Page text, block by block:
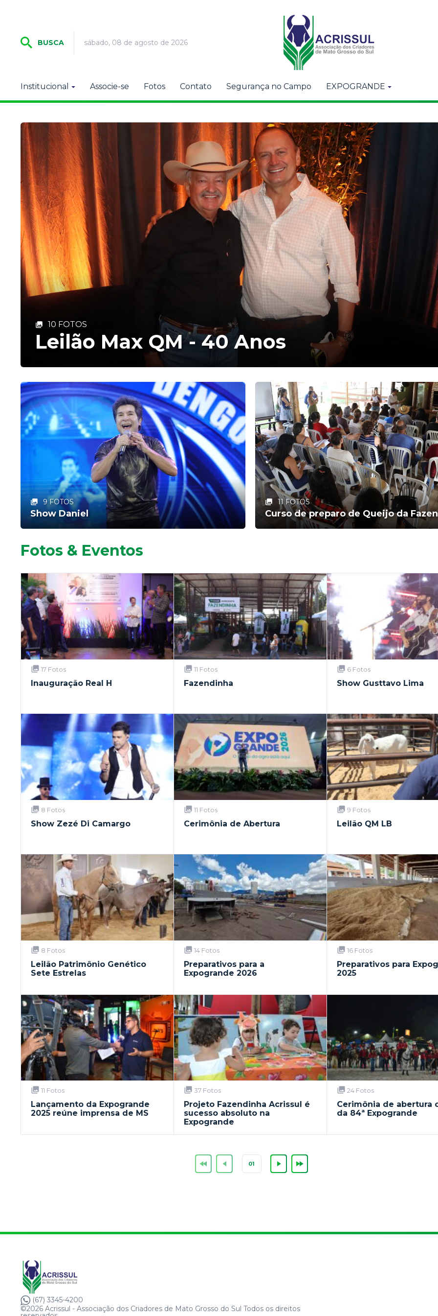
BUSCA sábado, 08 de agosto de 2026
Institucional Associe-se Fotos Contato Segurança no Campo EXPOGRANDE
10 FOTOS
Leilão Max QM - 40 Anos
9 FOTOS
Show Daniel
11 FOTOS
Curso de preparo de Queijo da
Fotos & Eventos
17 Fotos
Inauguração Real H
11 Fotos
Fazendinha
6 Fotos
Show Gusttavo Lima
8 Fotos
Show Zezé Di Camargo
11 Fotos
Cerimônia de Abertura
9 Fotos
Leilão QM LB
8 Fotos
Leilão Patrimônio Genético
Sete Estrelas
14 Fotos
Preparativos para a
Expogrande 2026
16 Fotos
Preparativos para
2025
11 Fotos
Lançamento da Expogrande
2025 reúne imprensa de MS
37 Fotos
Projeto Fazendinha Acrissul é
sucesso absoluto na
Expogrande
24 Fotos
Cerimônia de abertura
da 84ª Expogrande
(67) 3345-4200
©2026 Acrissul - Associação dos Criadores de Mato Grosso do Sul Todos os direitos